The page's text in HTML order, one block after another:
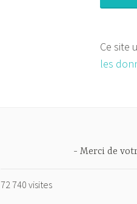
Ce site
les
Merci de
72 740 visites